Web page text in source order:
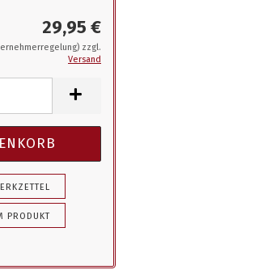
29,95 €
zzgl.
Versand
PRODUKT